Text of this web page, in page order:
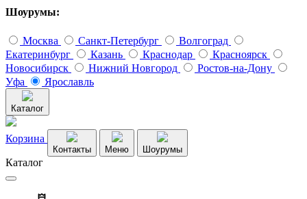
Шоурумы:
Москва Санкт-Петербург
Волгоград
Екатеринбург
Казань Краснодар
Красноярск
Новосибирск
Нижний Новгород
Ростов-на-Дону
Уфа
Ярославль
Каталог
Корзина
Контакты Меню Шоурумы
Каталог